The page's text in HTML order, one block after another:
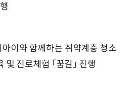
이와 함께하는 취약계층 청소
및 진로체험 「꿈길」 진행